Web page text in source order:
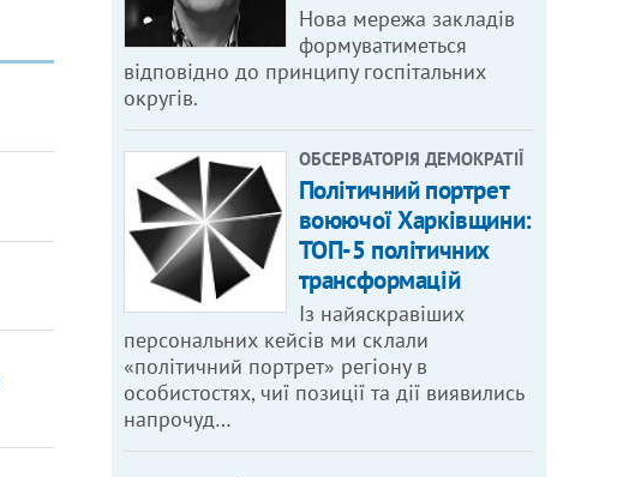
Нова мережа закладів
формуватиметься
відповідно до принципу госпітальних
округів.
ОБСЕРВАТОРІЯ ДЕМОКРАТІЇ
Політичний портрет
воюючої Харківщини:
ТОП-5 політичних
трансформацій
Із найяскравіших
персональних кейсів ми склали
«політичний портрет» регіону в
особистостях, чиї позиції та дії виявились
напрочуд…